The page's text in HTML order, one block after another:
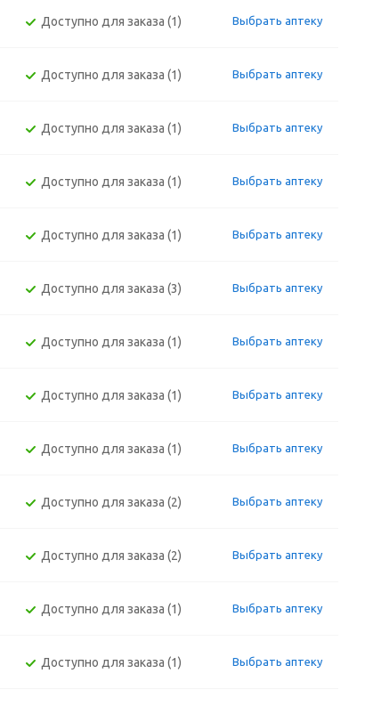
Доступно для заказа (1) Выбрать аптеку
Доступно для заказа (1) Выбрать аптеку
Доступно для заказа (1) Выбрать аптеку
Доступно для заказа (1) Выбрать аптеку
Доступно для заказа (1) Выбрать аптеку
Доступно для заказа (3) Выбрать аптеку
Доступно для заказа (1) Выбрать аптеку
Доступно для заказа (1) Выбрать аптеку
Доступно для заказа (1) Выбрать аптеку
Доступно для заказа (2) Выбрать аптеку
Доступно для заказа (2) Выбрать аптеку
Доступно для заказа (1) Выбрать аптеку
Доступно для заказа (1) Выбрать аптеку